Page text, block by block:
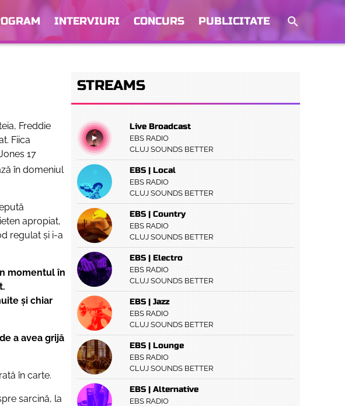
INTERVIURI CONCURS PUBLICITATE
Freddie
Fiica
17
în domeniul
apropiat,
regulat și i-a
momentul în
și chiar
a avea grijă
în carte.
sarcină, la
STREAMS
Live Broadcast
EBS RADIO
CLUJ SOUNDS BETTER
EBS | Local
EBS RADIO
CLUJ SOUNDS BETTER
EBS | Country
EBS RADIO
CLUJ SOUNDS BETTER
EBS | Electro
EBS RADIO
CLUJ SOUNDS BETTER
EBS | Jazz
EBS RADIO
CLUJ SOUNDS BETTER
EBS | Lounge
EBS RADIO
CLUJ SOUNDS BETTER
EBS | Alternative
EBS RADIO